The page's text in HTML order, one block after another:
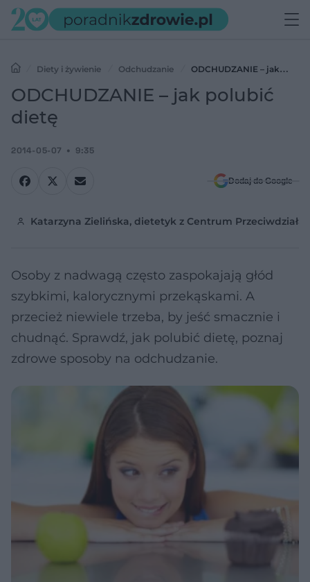
Diety i żywienie Odchudzanie
ODCHUDZANIE – jak
polubić dietę
ODCHUDZANIE – jak polubić
dietę
2014-05-07 9:35
Dodaj do Google
Katarzyna Zielińska, dietetyk z Centrum
Osoby z nadwagą często zaspokajają głód
szybkimi, kalorycznymi przekąskami. A
przecież niewiele trzeba, by jeść smacznie i
chudnąć. Sprawdź, jak polubić dietę, poznaj
zdrowe sposoby na odchudzanie.